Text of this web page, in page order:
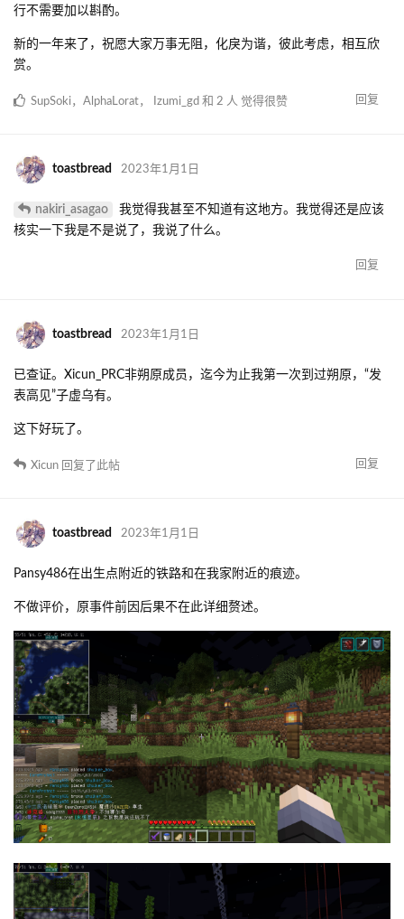
行不需要加以斟酌。
新的一年来了，祝愿大家万事无阻，化戾为谐，彼此考虑，相互欣
赏。
回复
SupSoki ， AlphaLorat， Izumi_gd 和 2 人 觉得很赞
toastbread 2023年1月1日
nakiri_asagao
我觉得我甚至不知道有这地方。我觉得还是应该
核实一下我是不是说了，我说了什么。
回复
toastbread 2023年1月1日
已查证。Xicun_PRC非朔原成员，迄今为止我第一次到过朔原，“发
表高见”子虚乌有。
这下好玩了。
回复
Xicun 回复了此帖
toastbread 2023年1月1日
Pansy486在出生点附近的铁路和在我家附近的痕迹。
不做评价，原事件前因后果不在此详细赘述。